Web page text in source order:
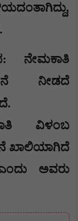
,
ನೇಮಕಾತಿ
ನೀಡದೆ
ವಿಳಂಬ
ಖಾಲಿಯಾಗಿದೆ
ಎಂದು ಅವರು